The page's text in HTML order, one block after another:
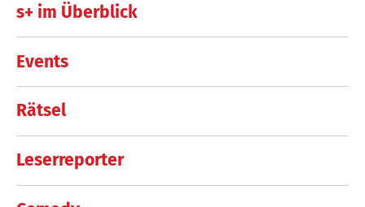
s+ im Überblick
Events
Rätsel
Leserreporter